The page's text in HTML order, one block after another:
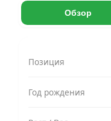
Обзор
Позиция
Год рождения